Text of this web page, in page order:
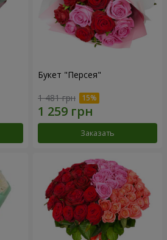
Букет "Персея"
1 481 грн
Заказать